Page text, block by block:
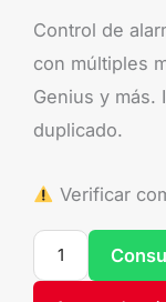
Control de
con múltiples
Genius y más.
duplicado.
Verificar